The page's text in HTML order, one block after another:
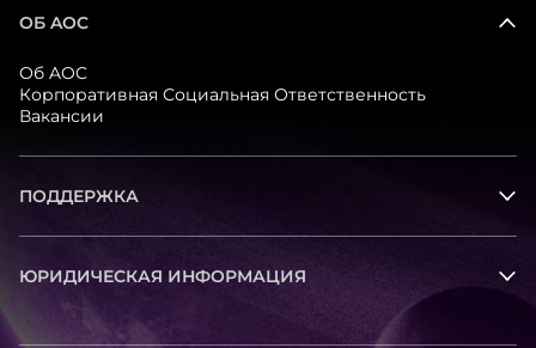
ОБ AOC
Об AOC
Корпоративная Социальная Ответственность
Вакансии
ПОДДЕРЖКА
ЮРИДИЧЕСКАЯ ИНФОРМАЦИЯ